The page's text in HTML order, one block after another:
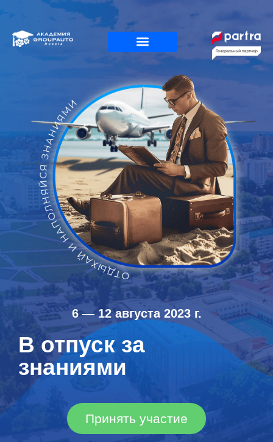
6 — 12 августа 2023 г.
В отпуск за
знаниями
Принять участие